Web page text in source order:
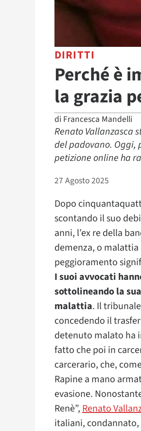
DIRITTI
Perché è
la grazia
di Francesca Mandelli
Renato Vallanzasca
del padovano. Oggi,
petizione online ha
27 Agosto 2025
Dopo
scontando il suo
anni, l’ex re della
demenza, o malattia
peggioramento
I suoi avvocati
sottolineando la
malattia. Il
concedendo il
detenuto malato ha
fatto che poi in
carcerario, che,
Rapine a mano
evasione.
Renè”,Renato
italiani,